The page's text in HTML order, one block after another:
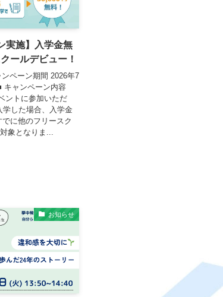
実施】入学金無
ールデビュー！
ペーン期間 2026年7
キャンペーン内容
ントに参加いただ
学した場合、入学金
に他のフリースク
象となりま...
お知らせ